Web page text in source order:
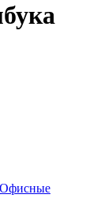
Офисные